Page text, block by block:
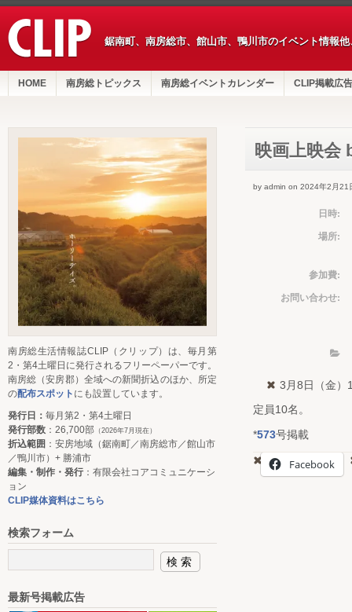
鋸南町、南房総市、館山市、鴨川市のイベント情報
HOME 南房総トピックス 南房総イベントカレンダー CLIP掲載広告
映画上映会
by admin on 2024年2月21
日時:
場所:
参加費:
お問い合わせ:
3月8日（金）
定員10名。
*573号掲載
Facebook
南房総生活情報誌CLIP（クリップ）は、毎月第
2・第4土曜日に発行されるフリーペーパーです。
南房総（安房郡）全域への新聞折込のほか、所定
の配布スポット にも設置しています。
発行日： 毎月第2・第4土曜日
発行部数 ：26,700部 （2026年7月現在）
折込範囲 ：安房地域（鋸南町／南房総市／館山市
／鴨川市）+ 勝浦市
編集・制作・発行：有限会社コアコミュニケーシ
ョン
CLIP媒体資料はこちら
検索フォーム
最新号掲載広告